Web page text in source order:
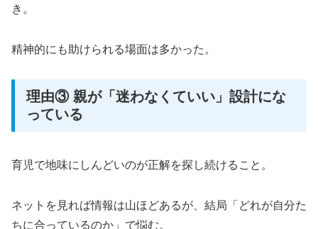
き。
精神的にも助けられる場面は多かった。
理由③ 親が「迷わなくていい」設計にな
っている
育児で地味にしんどいのが正解を探し続けること。
ネットを見れば情報は山ほどあるが、結局「どれが自分た
ちに合っているのか」で悩む。